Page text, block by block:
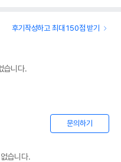
최소 2026.12.04이거나 그
유통기한 명시된 경우, 해당
후기작성하고 최대 150점 받기
습니다.
문의하기
습니다.